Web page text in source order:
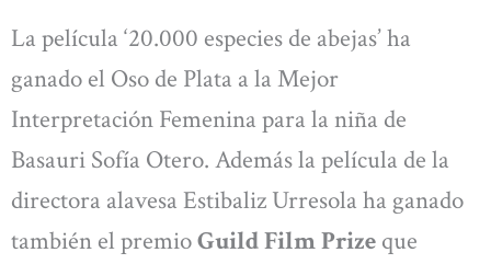
La película ‘20.000 especies de abejas’ ha
ganado el Oso de Plata a la Mejor
Interpretación Femenina para la niña de
Basauri Sofía Otero. Además la película de la
directora alavesa Estibaliz Urresola ha ganado
también el premioGuild Film Prize que